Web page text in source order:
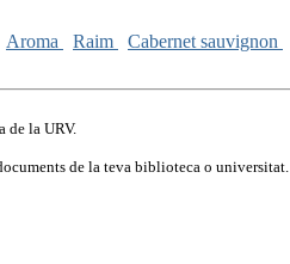
Aroma Raim
Cabernet sauvignon
de la URV.
de la teva biblioteca o universitat.